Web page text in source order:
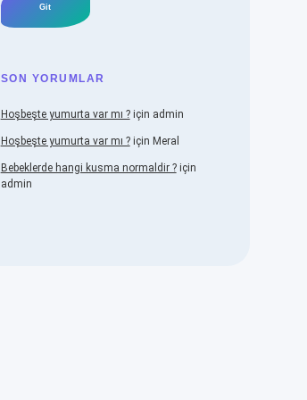
SON YORUMLAR
Hoşbeşte yumurta var mı ?için admin
Hoşbeşte yumurta var mı ?için Meral
Bebeklerde hangi kusma normaldir ?için
admin